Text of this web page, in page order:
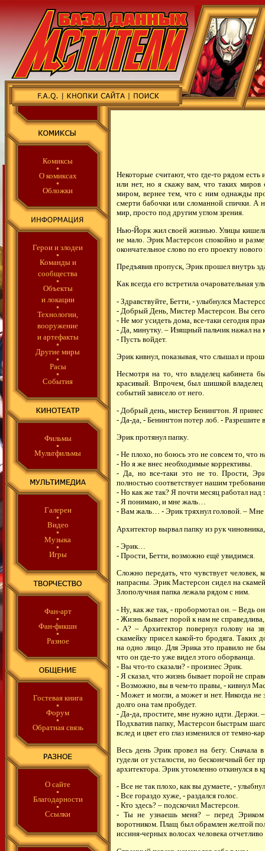
Комиксы
О комиксах
Обложки
Герои и злодеи
Команды и
сообщества
Объекты
и локации
Технологии,
вооружение
и артефакты
Другие миры
Расы
События
Фильмы
Мультфильмы
Галереи
Видео
Музыка
Игры
Фан-арт
Фан-фикшн
Разное
Гостевая книга
Форум
Обратная связь
О сайте
Благодарности
Ссылки
Некоторые считают, что где-то рядом
или нет, но я скажу вам, что таких
миром, вернее тем, что с ним однажды
смерти бабочки или сломанной спички. А
мир, просто под другим углом зрения.
Нью-Йорк жил своей жизнью. Улицы
не мало. Эрик Мастерсон спокойно и
окончательное слово по его проекту
Предъявив пропуск, Эрик прошел внутрь
Как всегда его встретила очаровательная
- Здравствуйте, Бетти, - улыбнулся
- Добрый День, Мистер Мастерсон. Вы
- Не мог усидеть дома, все-таки сегодня
- Да, минутку. – Изящный пальчик нажал
- Пусть войдет.
Эрик кивнул, показывая, что слышал и
Несмотря на то, что владелец кабинета
красивый. Впрочем, был шишкой владелец
событий зависело от него.
- Добрый день, мистер Бенингтон. Я принес
- Да-да, - Бенингтон потер лоб. - Разрешите
Эрик протянул папку.
- Не плохо, но боюсь это не совсем то, что
- Но я же внес необходимые коррективы.
- Да, но все-таки это не то. Прости,
полностью соответствует нашим
- Но как же так? Я почти месяц работал
- Я понимаю, и мне жаль…
- Вам жаль… - Эрик тряхнул головой. – Мне
Архитектор вырвал папку из рук
- Эрик…
- Прости, Бетти, возможно ещё увидимся.
Сложно передать, что чувствует человек,
напрасны. Эрик Мастерсон сидел на
Злополучная папка лежала рядом с ним.
- Ну, как же так, - пробормотал он. – Ведь
- Жизнь бывает порой к нам не
- А? – Архитектор повернул голову на
скамейку присел какой-то бродяга.
на одно лицо. Для Эрика это правило не
что он где-то уже видел этого оборванца.
- Вы что-то сказали? - произнес Эрик.
- Я сказал, что жизнь бывает порой не
- Возможно, вы в чем-то правы, - кивнул
- Может и могли, а может и нет. Никогда не
долго она там пробудет.
- Да-да, простите, мне нужно идти. Держи.
Подхватив папку, Мастерсон быстрым
вслед и цвет его глаз изменился от темно-
Весь день Эрик провел на бегу. Сначала
гудели от усталости, но бесконечный бег
архитектора. Эрик утомленно откинулся в
- Все не так плохо, как вы думаете, -
- Все гораздо хуже, - раздался голос.
- Кто здесь? – подскочил Мастерсон.
- Ты не узнаешь меня? – перед Эриком
воротником. Плащ был обрамлен желтой
иссиня-черных волосах человека отчетливо